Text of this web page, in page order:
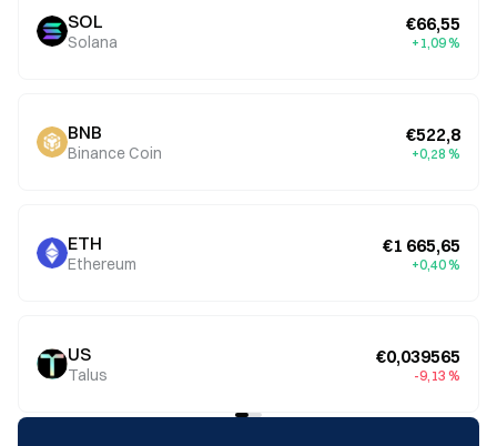
SOL
Solana
€66,55
+1,09 %
BNB
Binance Coin
€522,8
+0,28 %
ETH
Ethereum
€1 665,65
+0,40 %
US
Talus
€0,039565
-9,13 %